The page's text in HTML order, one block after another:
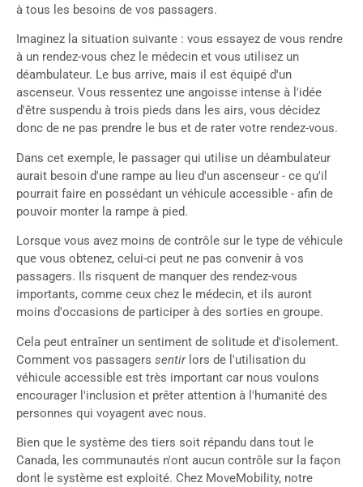
à tous les besoins de vos passagers.
Imaginez la situation suivante : vous essayez de vous rendre
à un rendez-vous chez le médecin et vous utilisez un
déambulateur. Le bus arrive, mais il est équipé d'un
ascenseur. Vous ressentez une angoisse intense à l'idée
d'être suspendu à trois pieds dans les airs, vous décidez
donc de ne pas prendre le bus et de rater votre rendez-vous.
Dans cet exemple, le passager qui utilise un déambulateur
aurait besoin d'une rampe au lieu d'un ascenseur - ce qu'il
pourrait faire en possédant un véhicule accessible - afin de
pouvoir monter la rampe à pied.
Lorsque vous avez moins de contrôle sur le type de véhicule
que vous obtenez, celui-ci peut ne pas convenir à vos
passagers. Ils risquent de manquer des rendez-vous
importants, comme ceux chez le médecin, et ils auront
moins d'occasions de participer à des sorties en groupe.
Cela peut entraîner un sentiment de solitude et d'isolement.
Comment vos passagers sentir lors de l'utilisation du
véhicule accessible est très important car nous voulons
encourager l'inclusion et prêter attention à l'humanité des
personnes qui voyagent avec nous.
Bien que le système des tiers soit répandu dans tout le
Canada, les communautés n'ont aucun contrôle sur la façon
dont le système est exploité. Chez MoveMobility, notre